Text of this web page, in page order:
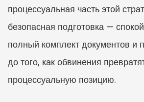
процессуальная часть этой
безопасная подготовка —
полный комплект документов и
до того, как обвинения
процессуальную позицию.